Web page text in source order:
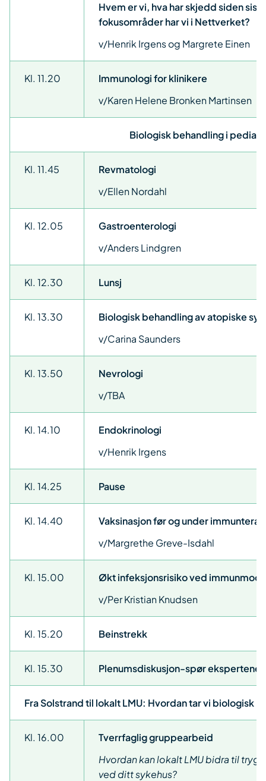
Hvem er vi, hva har skjedd siden sist
fokusområder har vi i Nettverket?
v/Henrik Irgens og Margrete Einen
Kl. 11.20
Immunologi for klinikere
v/Karen Helene Bronken Martinsen
Biologisk behandling i
Kl. 11.45
Revmatologi
v/Ellen Nordahl
Kl. 12.05
Gastroenterologi
v/Anders Lindgren
Kl. 12.30 Lunsj
Kl. 13.30
Biologisk behandling av atopiske
v/Carina Saunders
Kl. 13.50
Nevrologi
v/TBA
Kl. 14.10
Endokrinologi
v/Henrik Irgens
Kl. 14.25 Pause
Kl. 14.40
Vaksinasjon før og under
v/Margrethe Greve-Isdahl
Kl. 15.00
Økt infeksjonsrisiko ved
v/Per Kristian Knudsen
Kl. 15.20 Beinstrekk
Kl. 15.30 Plenumsdiskusjon-spør ekspertene
Fra Solstrand til lokalt LMU: Hvordan tar vi biologisk
Kl. 16.00
Tverrfaglig gruppearbeid
Hvordan kan lokalt LMU bidra til
ved ditt sykehus?